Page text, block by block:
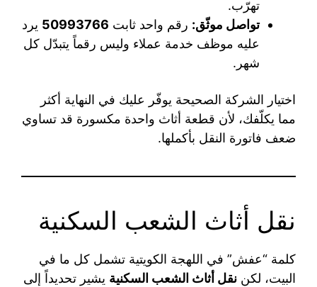
تهرّب.
تواصل موثّق: رقم واحد ثابت 50993766 يرد
عليه موظف خدمة عملاء وليس رقماً يتبدّل كل
شهر.
اختيار الشركة الصحيحة يوفّر عليك في النهاية أكثر
مما يكلّفك، لأن قطعة أثاث واحدة مكسورة قد تساوي
ضعف فاتورة النقل بأكملها.
نقل أثاث الشعب السكنية
كلمة “عفش” في اللهجة الكويتية تشمل كل ما في
البيت، لكن نقل أثاث الشعب السكنية يشير تحديداً إلى